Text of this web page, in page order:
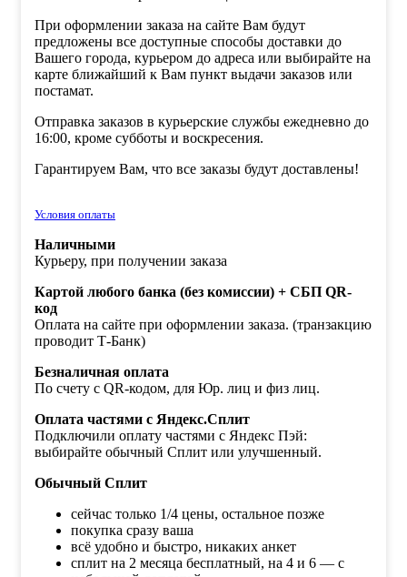
При оформлении заказа на сайте Вам будут
предложены все доступные способы доставки до
Вашего города, курьером до адреса или выбирайте на
карте ближайший к Вам пункт выдачи заказов или
постамат.
Отправка заказов в курьерские службы ежедневно до
16:00, кроме субботы и воскресения.
Гарантируем Вам, что все заказы будут доставлены!
Условия оплаты
Наличными
Курьеру, при получении заказа
Картой любого банка (без комиссии) + СБП QR-
код
Оплата на сайте при оформлении заказа. (транзакцию
проводит Т-Банк)
Безналичная оплата
По счету с QR-кодом, для Юр. лиц и физ лиц.
Оплата частями с Яндекс.Сплит
Подключили оплату частями с Яндекс Пэй:
выбирайте обычный Сплит или улучшенный.
Обычный Сплит
сейчас только 1/4 цены, остальное позже
покупка сразу ваша
всё удобно и быстро, никаких анкет
сплит на 2 месяца бесплатный, на 4 и 6 — с